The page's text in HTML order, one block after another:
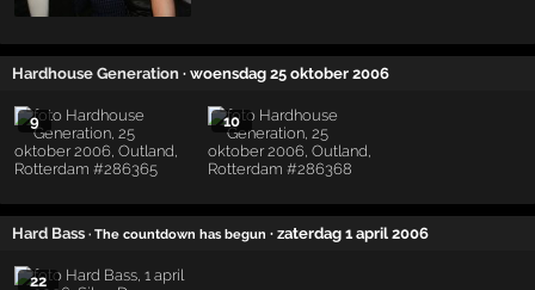
Hardhouse Generation · woensdag 25 oktober 2006
9 10
Hard Bass · The countdown has begun · zaterdag 1 april 2006
22